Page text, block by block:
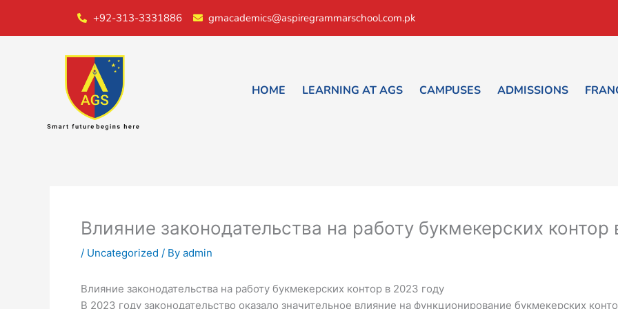
content
+92-313-3331886 gmacademics@aspiregrammarschool.com.pk
HOME LEARNING AT AGS CAMPUSES ADMISSIONS
Влияние законодательства на работу букмекерских контор
/ Uncategorized / By admin
Влияние законодательства на работу букмекерских контор в 2023 году
В 2023 году законодательство оказало значительное влияние на функционирование букмекерских